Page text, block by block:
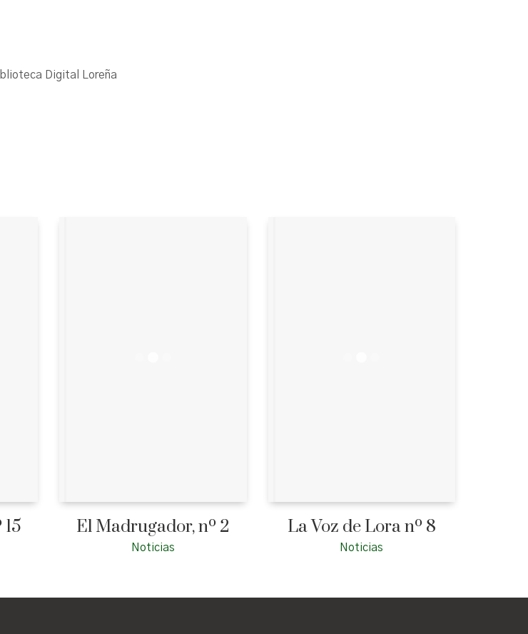
Digital Loreña
El Madrugador, nº 2
Noticias
La Voz de Lora nº 8
Noticias